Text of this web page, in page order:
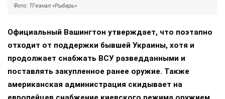
Фото: ТГ-канал «Рыбарь»
Официальный Вашингтон утверждает, что поэтапно
отходит от поддержки бывшей Украины, хотя и
продолжает снабжать ВСУ разведданными и
поставлять закупленное ранее оружие. Также
американская администрация скидывает на